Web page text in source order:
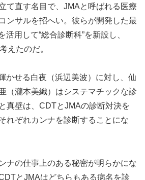
て直す名目で、JMAと呼ばれる医療
ンサルを招へい。彼らが開発した最
活用して“総合診断科”を新設し、
えたのだ。
かせる白夜（浜辺美波）に対し、仙
（瀧本美織）はシステマチックな診
真壁は、CDTとJMAの診断対決を
れぞれカンナを診断することにな
ナの仕事上のある秘密が明らかにな
とJMAはどちらもある病名を診